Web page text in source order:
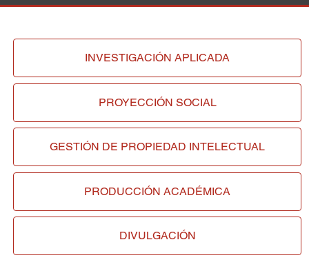
INVESTIGACIÓNAPLICADA
PROYECCIÓN SOCIAL
GESTIÓN DE PROPIEDAD INTELECTUAL
PRODUCCIÓN ACADÉMICA
DIVULGACIÓN